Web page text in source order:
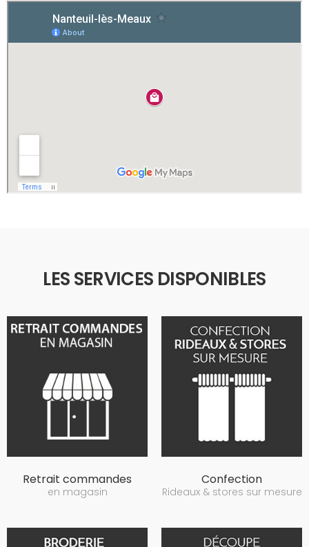
LES SERVICES DISPONIBLES
Retrait commandes
en magasin
Confection
Rideaux & stores sur mesure